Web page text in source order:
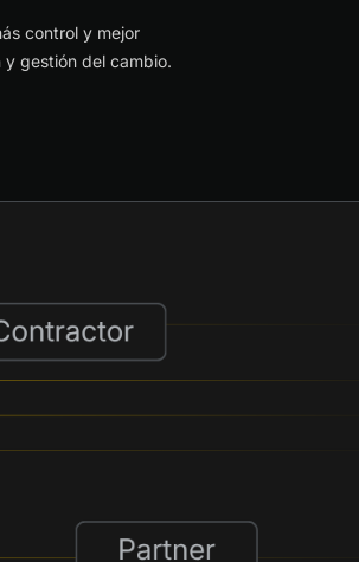
control y mejor
gestión del cambio.